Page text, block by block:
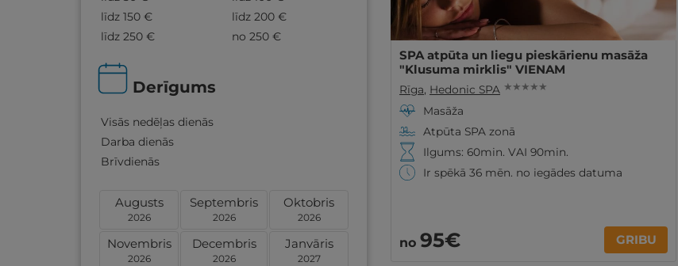
līdz 150 €
līdz 200 €
līdz 250 €
no 250 €
Derīgums
Visās nedēļas dienās
Darba dienās
Brīvdienās
Augusts
2026
Septembris
2026
Oktobris
2026
Novembris
2026
Decembris
2026
Janvāris
2027
SPA atpūta un liegu pieskārienu masāža
"Klusuma mirklis" VIENAM
Rīga, Hedonic SPA ★ ★ ★ ★ ★
Masāža
Atpūta SPA zonā
Ilgums: 60min. VAI 90min.
Ir spēkā 36 mēn. no iegādes datuma
no 95€ GRIBU